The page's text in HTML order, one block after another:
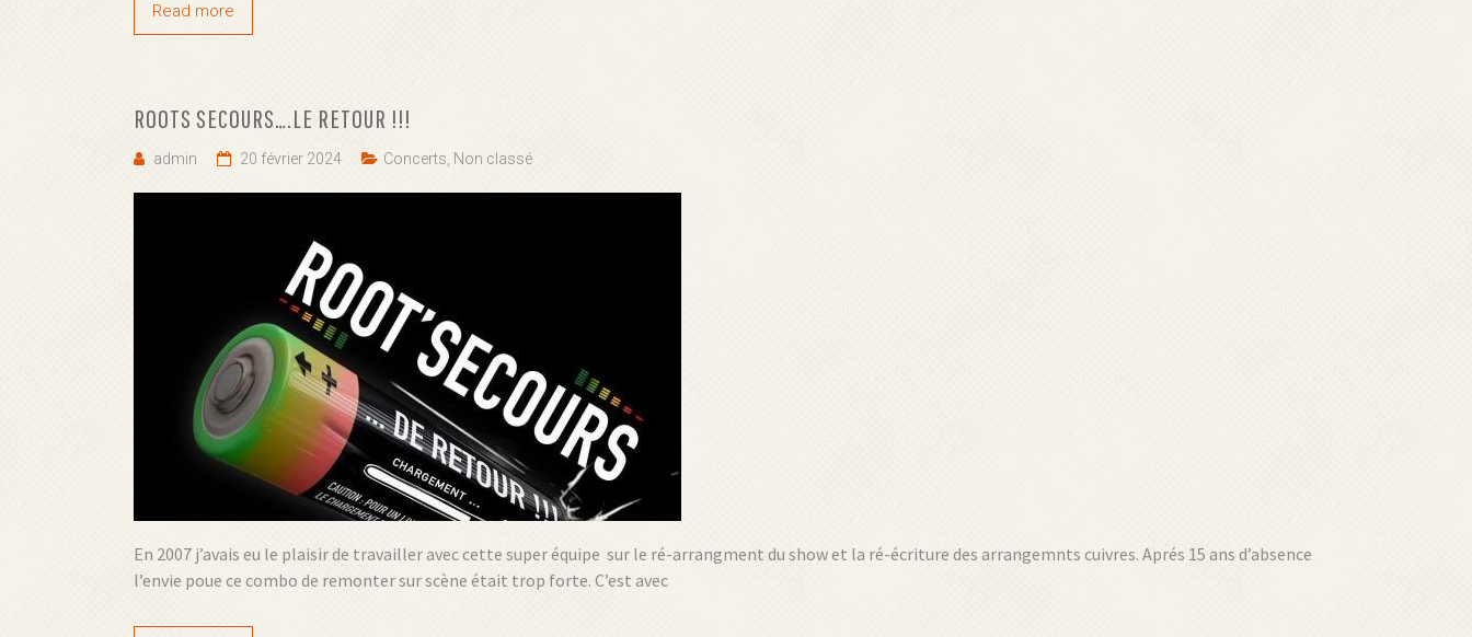
Read more
ROOTS SECOURS….LE RETOUR !!!
admin 20 février 2024 Concerts Non classé
En 2007 j’avais eu le plaisir de travailler avec cette super équipe sur le ré-arrangment du show et la ré-écriture des arrangemnts cuivres. Aprés 15 ans d’absence
l’envie poue ce combo de remonter sur scène était trop forte. C’est avec